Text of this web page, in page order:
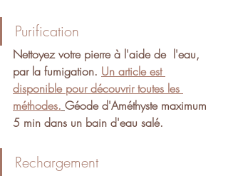
Purification
Nettoyez votre pierre à l'aide de  l'eau,
par la fumigation. Un article est
disponible pour découvrir toutes les
méthodes. Géode d'Améthyste maximum
5 min dans un bain d'eau salé.
Rechargement